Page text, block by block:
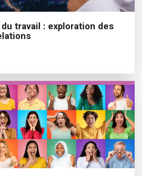
du travail : exploration des